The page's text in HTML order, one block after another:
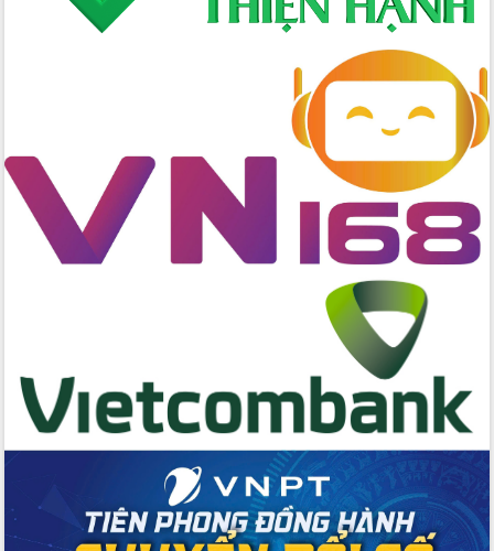
Phát động chiến dịch 30 ngày đêm
giải phóng mặt bằng Tuyến đường bộ
Đắk Lắk ký kết thỏa thuận hợp tác về
chuyển đổi số giai đoạn 2026 – 2030
với Tập đoàn Bưu chính Viễn thông
Việt Nam
Thứ trưởng Bộ Y tế làm việc với tỉnh
Đắk Lắk về phát triển nhân lực y tế
Tập huấn ứng dụng trí tuệ nhân tạo (AI)
trong thương mại điện tử năm 2026
trao đổi thông tin trước Kỳ họp thứ
Quyết liệt cải cách hành chính, khơi
thông nguồn lực phát triển